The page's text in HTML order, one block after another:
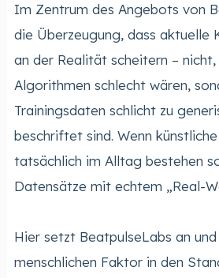
Im Zentrum des Angebots von
die Überzeugung, dass
an der Realität scheitern –
Algorithmen schlecht wären,
Trainingsdaten schlicht zu
beschriftet sind. Wenn
tatsächlich im Alltag bestehen
Datensätze mit echtem „Real-
Hier setzt BeatpulseLabs an
menschlichen Faktor in den